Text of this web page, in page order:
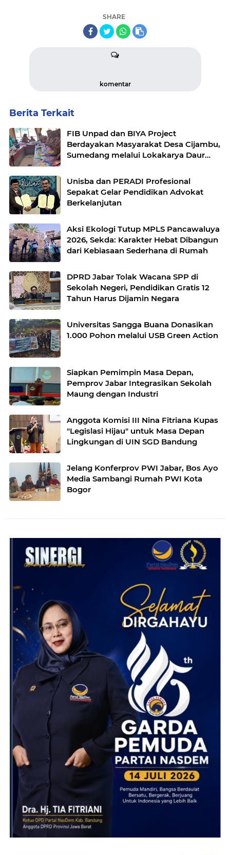
SHARE
komentar
Berita Terkait
FIB Unpad dan BIYA Project
Berdayakan Masyarakat Desa Cijambu,
Sumedang melalui Lokakarya Daur
Unisba dan PERADI Profesional
Sepakat Gelar Pendidikan Advokat
Berkelanjutan
Aksi Ekologi Tutup MPLS Pancawaluya
2026, Sekda: Karakter Hebat Dibangun
dari Kebiasaan Sederhana di Rumah
DPRD Jabar Tolak Wacana SPP di
Sekolah Negeri, Pendidikan Gratis 12
Tahun Harus Dijamin Negara
Universitas Sangga Buana Donasikan
1.000 Pohon melalui USB Green Action
Siapkan Pemimpin Masa Depan,
Pemprov Jabar Integrasikan Sekolah
Maung dengan Industri
Anggota Komisi III Nina Fitriana Kupas
"Legislasi Hijau" untuk Masa Depan
Lingkungan di UIN SGD Bandung
Jelang Konferprov PWI Jabar, Bos Ayo
Media Sambangi Rumah PWI Kota
Bogor